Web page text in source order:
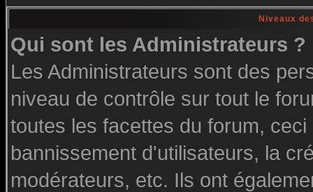
Niveaux
Qui sont les Administrateurs ?
Les Administrateurs sont des
niveau de contrôle sur tout le
toutes les facettes du forum,
bannissement d'utilisateurs, la
modérateurs, etc. Ils ont